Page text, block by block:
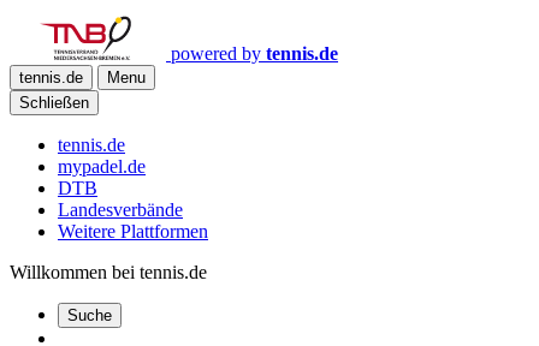
powered by tennis.de
tennis.de
Menu
Schließen
tennis.de
mypadel.de
DTB
Landesverbände
Weitere Plattformen
Willkommen bei tennis.de
Suche